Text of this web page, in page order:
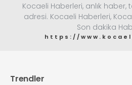
Kocaeli Haberleri, anlık
adresi. Kocaeli Haberleri,
Son dakika
https://
Trendler